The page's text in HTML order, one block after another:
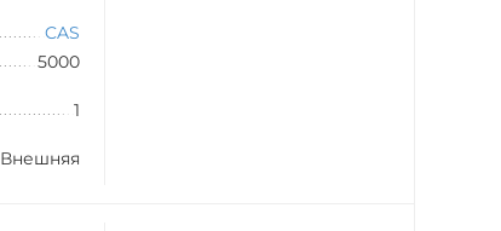
CAS
5000
1
Внешняя